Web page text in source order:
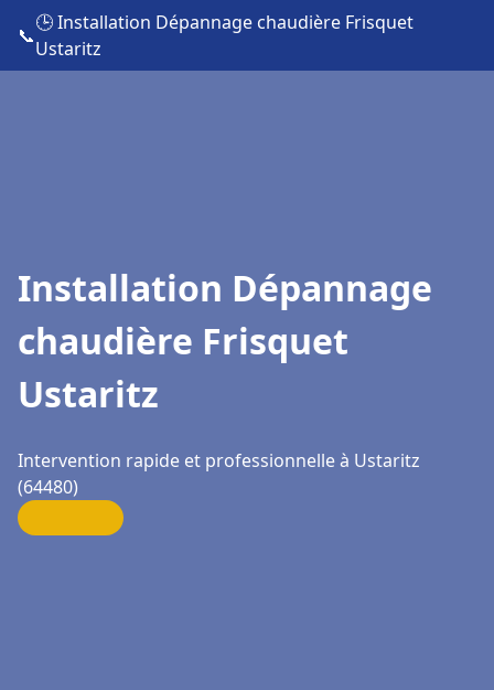
📞
🕒 Installation Dépannage chaudière Frisquet
Ustaritz
Installation Dépannage
chaudière Frisquet
Ustaritz
Intervention rapide et professionnelle à Ustaritz
(64480)